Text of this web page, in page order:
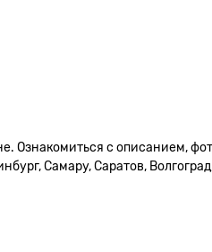
Ознакомиться с описанием,
Самару, Саратов,